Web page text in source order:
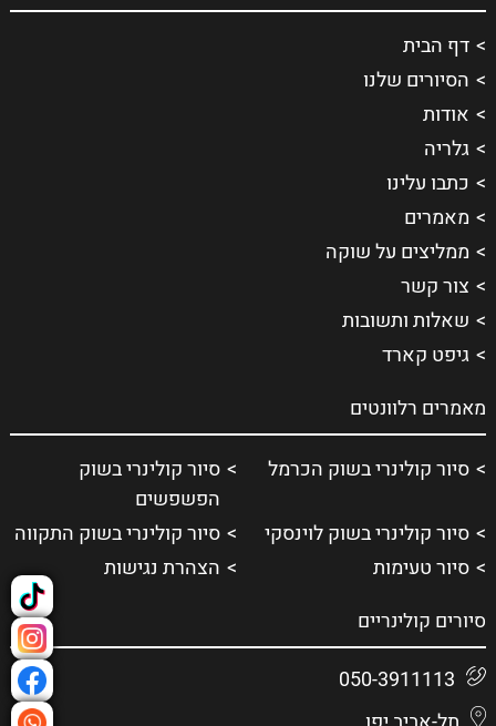
דף הבית
הסיורים שלנו
אודות
גלריה
כתבו עלינו
מאמרים
ממליצים על שוקה
צור קשר
שאלות ותשובות
גיפט קארד
מאמרים רלוונטים
סיור קולינרי בשוק הכרמל
סיור קולינרי בשוק
הפשפשים
סיור קולינרי בשוק לוינסקי
סיור קולינרי בשוק התקווה
סיור טעימות
הצהרת נגישות
סיורים קולינריים
050-3911113